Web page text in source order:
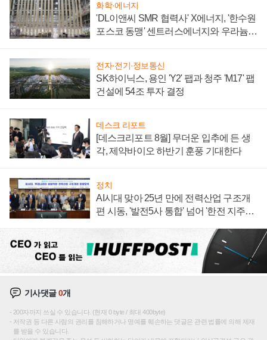
화학·에너지
'DL이앤씨 SMR 협력사' X에너지, '한수원
포스코 동맹' 센트러스에너지와 우라늄
전자·전기·정보통신
SK하이닉스, 용인 'Y2' 팹과 청주 'M17' 팹
건설에 54조 투자 결정
데스크 리포트
[데스크리포트 8월] 무더운 입추에 든 생
각, 제약바이오 하반기 훈풍 기대한다
정치
AI시대 맞아 25년 만에 전력산업 구조개
편 시동, '발전5사 통합' 넘어 '한전 지주사'
기사댓글0개
200자까지 쓰실 수 있습니다. (현재 0 byte / 최대 400byte)
저작권 등 다른 사람의 권리를 침해하거나 명예를 훼손하는 댓글은 관련 법률에 의해 제재
를 받을 수 있습니다.